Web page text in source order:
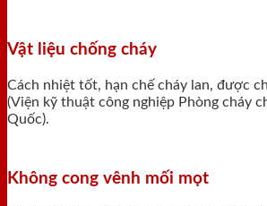
Vật liệu chống cháy
Cách nhiệt tốt, hạn chế cháy lan, được
(Viện kỹ thuật công nghiệp Phòng cháy
Quốc).
Không cong vênh mối mọt